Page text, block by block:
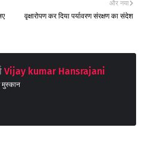
और नया
वृक्षारोपण कर दिया पर्यावरण संरक्षण का संदेश
Vijay kumar Hansrajani